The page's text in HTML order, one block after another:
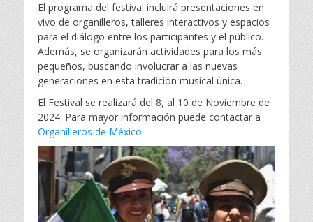
El programa del festival incluirá presentaciones en
vivo de organilleros, talleres interactivos y espacios
para el diálogo entre los participantes y el público.
Además, se organizarán actividades para los más
pequeños, buscando involucrar a las nuevas
generaciones en esta tradición musical única.
El Festival se realizará del 8, al 10 de Noviembre de
2024. Para mayor información puede contactar a
Organilleros de México.